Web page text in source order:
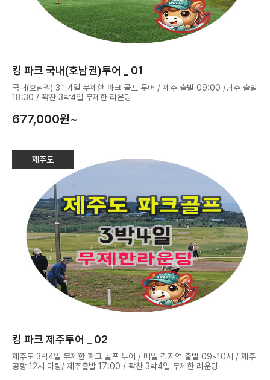
킹 파크 국내(호남권)투어 _ 01
국내(호남권) 3박4일 무제한 파크 골프 투어 / 제주 출발 09:00 /광주 출발
18:30 / 꽉찬 3박4일 무제한 라운딩
677,000원~
제주도
킹 파크 제주투어 _ 02
제주도 3박4일 무제한 파크 골프 투어 / 매일 각지역 출발 09~10시 / 제주
공항 12시 미팅/ 제주출발 17:00 / 꽉찬 3박4일 무제한 라운딩